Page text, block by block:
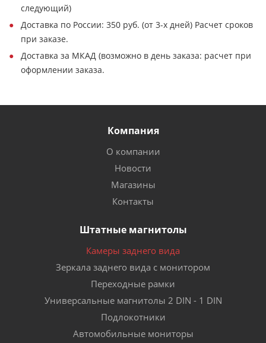
следующий)
Доставка по России: 350 руб. (от 3-х дней) Расчет сроков
при заказе.
Доставка за МКАД (возможно в день заказа: расчет при
оформлении заказа.
Компания
О компании
Новости
Магазины
Контакты
Штатные магнитолы
Камеры заднего вида
Зеркала заднего вида с монитором
Переходные рамки
Универсальные магнитолы 2 DIN - 1 DIN
Подлокотники
Автомобильные мониторы